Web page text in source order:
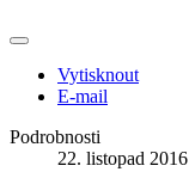
Vytisknout
E-mail
Podrobnosti
22. listopad 2016